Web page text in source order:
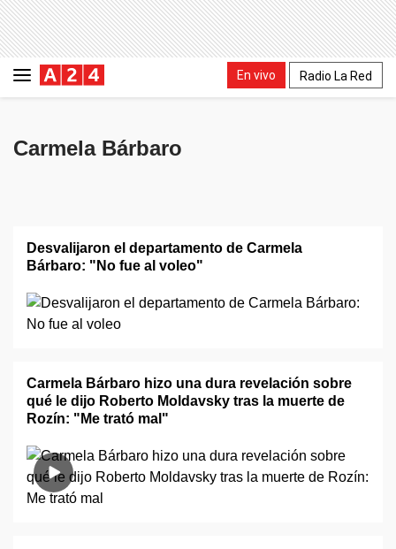
En vivo Radio La Red
Carmela Bárbaro
Desvalijaron el departamento de Carmela
Bárbaro: "No fue al voleo"
Carmela Bárbaro hizo una dura revelación sobre
qué le dijo Roberto Moldavsky tras la muerte de
Rozín: "Me trató mal"